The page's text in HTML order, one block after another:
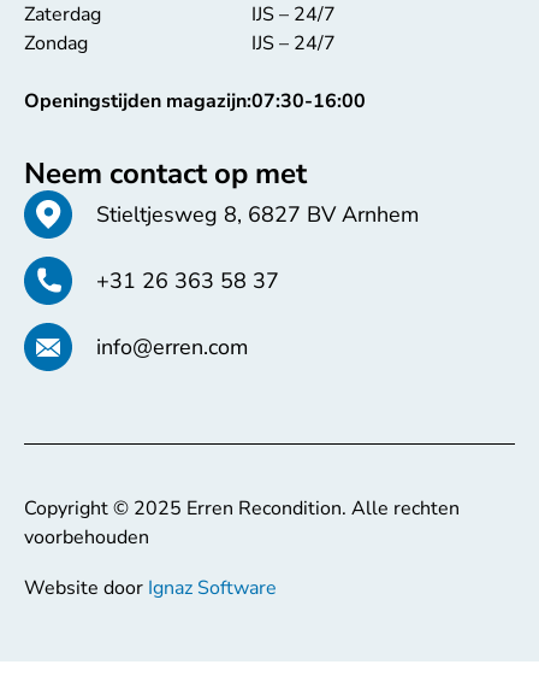
Zaterdag
Zondag
Openingstijden magazijn:
IJS – 24/7
IJS – 24/7
07:30-16:00
Neem contact op met
Stieltjesweg 8, 6827 BV Arnhem
+31 26 363 58 37
info@erren.com
Copyright © 2025 Erren Recondition. Alle rechten
voorbehouden
Website door Ignaz Software